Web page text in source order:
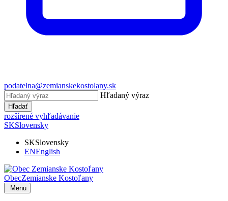
podatelna@zemianskekostolany.sk
Hľadaný výraz
Hľadať
rozšírené vyhľadávanie
SKSlovensky
SKSlovensky
ENEnglish
ObecZemianske Kostoľany
Menu